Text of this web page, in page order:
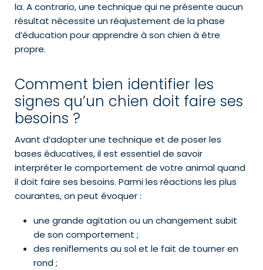
la. A contrario, une technique qui ne présente aucun
résultat nécessite un réajustement de la phase
d’éducation pour apprendre à son chien à être
propre.
Comment bien identifier les
signes qu’un chien doit faire ses
besoins ?
Avant d’adopter une technique et de poser les
bases éducatives, il est essentiel de savoir
interpréter le comportement de votre animal quand
il doit faire ses besoins. Parmi les réactions les plus
courantes, on peut évoquer :
une grande agitation ou un changement subit
de son comportement ;
des reniflements au sol et le fait de tourner en
rond ;